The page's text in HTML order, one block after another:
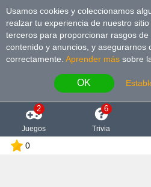
Usamos cookies y coleccionamos
realzar tu experiencia de nuestro
terceros para proporcionar rasgos
contenido y anuncios, y asegurarnos
correctamente. Aprender más sobre
OK
2
Juegos
6
Trivia
0